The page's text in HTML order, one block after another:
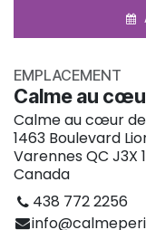
EMPLACEMENT
Calme au
Calme au cœur
1463 Boulevard
Varennes QC J3X
Canada
438 772 2256